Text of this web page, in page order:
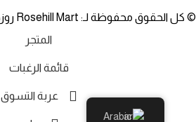
© كل الحقوق محفوظة لـ: Rosehill Mart روزهل مارت - البحرين
Arabic
المتجر
قائمة الرغبات
عربة التسوق